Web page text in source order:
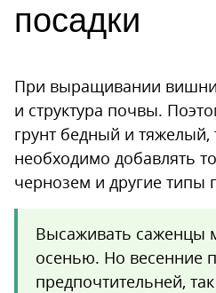
посадки
При выращивании
и структура почвы.
грунт бедный и тяжелый,
необходимо добавлять
чернозем и другие типы
Высаживать саженцы
осенью. Но весенние
предпочтительней,